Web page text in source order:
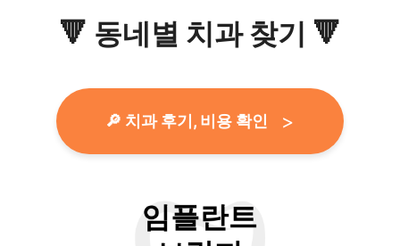
🔻 동네별 치과 찾기 🔻
🔎 치과 후기, 비용 확인